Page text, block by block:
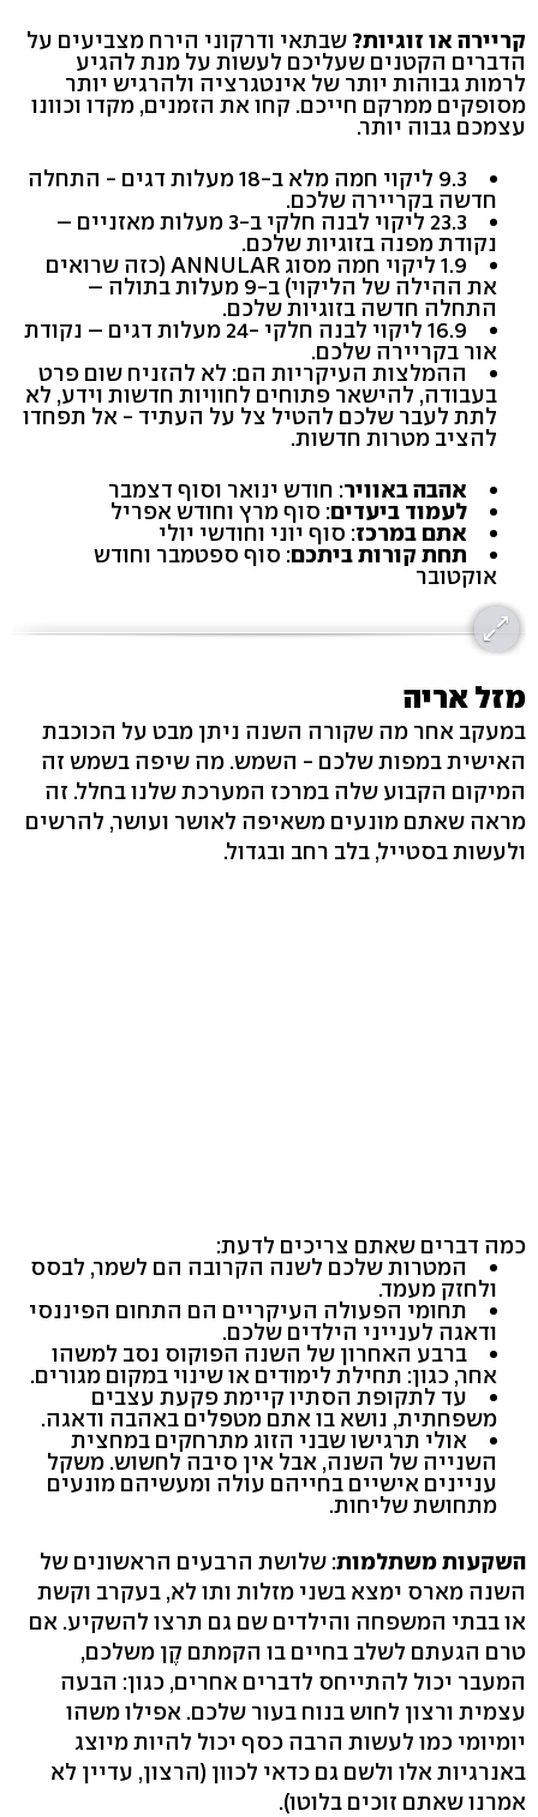
קריירה או זוגיות? שבתאי ודרקוני הירח מצביעים על
הדברים הקטנים שעליכם לעשות על מנת להגיע
לרמות גבוהות יותר של אינטגרציה ולהרגיש יותר
מסופקים ממרקם חייכם. קחו את הזמנים, מקדו וכוונו
עצמכם גבוה יותר.
9.3 ליקוי חמה מלא ב-18 מעלות דגים - התחלה
חדשה בקריירה שלכם.
23.3 ליקוי לבנה חלקי ב-3 מעלות מאזניים –
נקודת מפנה בזוגיות שלכם.
1.9 ליקוי חמה מסוג ANNULAR (כזה שרואים
את ההילה של הליקוי) ב-9 מעלות בתולה –
התחלה חדשה בזוגיות שלכם.
16.9 ליקוי לבנה חלקי -24 מעלות דגים – נקודת
אור בקריירה שלכם.
ההמלצות העיקריות הם: לא להזניח שום פרט
בעבודה, להישאר פתוחים לחוויות חדשות וידע, לא
לתת לעבר שלכם להטיל צל על העתיד - אל תפחדו
להציב מטרות חדשות.
אהבה באוויר: חודש ינואר וסוף דצמבר
לעמוד ביעדים: סוף מרץ וחודש אפריל
אתם במרכז: סוף יוני וחודשי יולי
תחת קורות ביתכם: סוף ספטמבר וחודש
אוקטובר
מזל אריה
במעקב אחר מה שקורה השנה ניתן מבט על הכוכבת
האישית במפות שלכם - השמש. מה שיפה בשמש זה
המיקום הקבוע שלה במרכז המערכת שלנו בחלל. זה
מראה שאתם מונעים משאיפה לאושר ועושר, להרשים
ולעשות בסטייל, בלב רחב ובגדול.
כמה דברים שאתם צריכים לדעת:
המטרות שלכם לשנה הקרובה הם לשמר, לבסס
ולחזק מעמד.
תחומי הפעולה העיקריים הם התחום הפיננסי
ודאגה לענייני הילדים שלכם.
ברבע האחרון של השנה הפוקוס נסב למשהו
אחר, כגון: תחילת לימודים או שינוי במקום מגורים.
עד לתקופת הסתיו קיימת פקעת עצבים
משפחתית, נושא בו אתם מטפלים באהבה ודאגה.
אולי תרגישו שבני הזוג מתרחקים במחצית
השנייה של השנה, אבל אין סיבה לחשוש. משקל
עניינים אישיים בחייהם עולה ומעשיהם מונעים
מתחושת שליחות.
השקעות משתלמות: שלושת הרבעים הראשונים של
השנה מארס ימצא בשני מזלות ותו לא, בעקרב וקשת
או בבתי המשפחה והילדים שם גם תרצו להשקיע. אם
טרם הגעתם לשלב בחיים בו הקמתם קֶן משלכם,
המעבר יכול להתייחס לדברים אחרים, כגון: הבעה
עצמית ורצון לחוש בנוח בעור שלכם. אפילו משהו
יומיומי כמו לעשות הרבה כסף יכול להיות מיוצג
באנרגיות אלו ולשם גם כדאי לכוון (הרצון, עדיין לא
אמרנו שאתם זוכים בלוטו).